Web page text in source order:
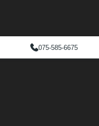
075-585-6675